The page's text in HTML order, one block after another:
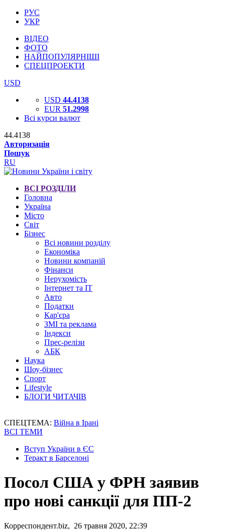
РУС
УКР
ВІДЕО
ФОТО
НАЙПОПУЛЯРНІШІ
СПЕЦПРОЕКТИ
USD
USD 44.4138
EUR 51.2998
Всі курси валют
44.4138
Авторизація
Пошук
RU
ВСІ РОЗДІЛИ
Головна
Україна
Місто
Світ
Бізнес
Всі новини розділу
Економіка
Новини компаній
Фінанси
Нерухомість
Інтернет та IT
Авто
Податки
Кар'єра
ЗМІ та реклама
Індекси
Прес-релізи
АБК
Наука
Шоу-бізнес
Спорт
Lifestyle
БЛОГИ ЧИТАЧІВ
СПЕЦТЕМА: Війна в Ірані
ВСІ ТЕМИ
Вступ України в ЄС
Теракт в Барселоні
Посол США у ФРН заявив
про нові санкції для ПП-2
Корреспондент.biz, 26 травня 2020, 22:39